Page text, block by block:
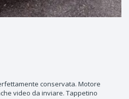
conservata. Motore
video da inviare. Tappetino